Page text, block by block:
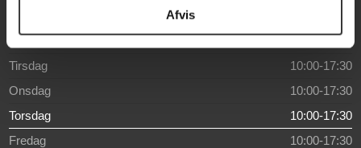
Afvis
Tirsdag
10:00-17:30
Onsdag
10:00-17:30
Torsdag
10:00-17:30
Fredag
10:00-17:30